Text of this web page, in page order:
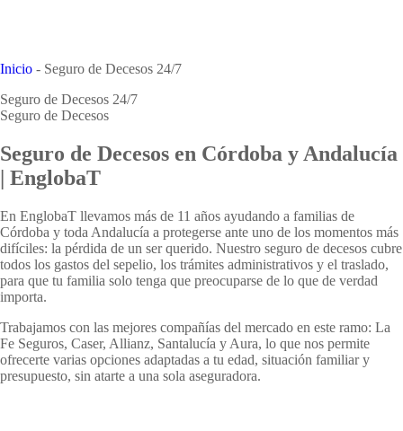
Inicio - Seguro de Decesos 24/7
Seguro de Decesos 24/7
Seguro de Decesos
Seguro de Decesos en Córdoba y Andalucía
| EnglobaT
En EnglobaT llevamos más de 11 años ayudando a familias de
Córdoba y toda Andalucía a protegerse ante uno de los momentos más
difíciles: la pérdida de un ser querido. Nuestro seguro de decesos cubre
todos los gastos del sepelio, los trámites administrativos y el traslado,
para que tu familia solo tenga que preocuparse de lo que de verdad
importa.
Trabajamos con las mejores compañías del mercado en este ramo: La
Fe Seguros, Caser, Allianz, Santalucía y Aura, lo que nos permite
ofrecerte varias opciones adaptadas a tu edad, situación familiar y
presupuesto, sin atarte a una sola aseguradora.